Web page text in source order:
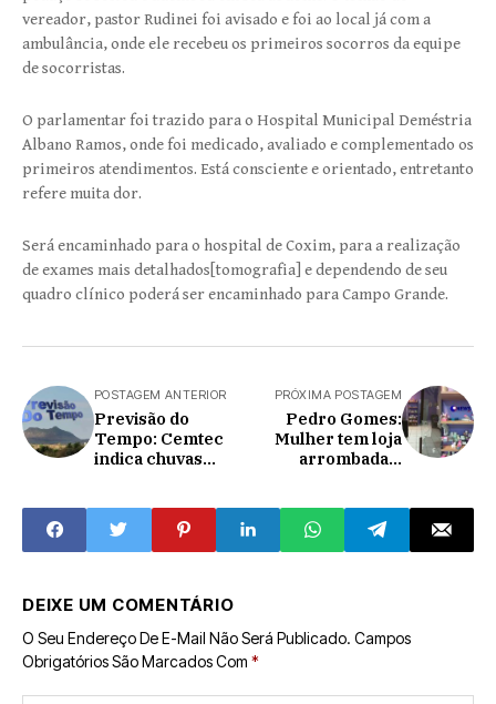
vereador, pastor Rudinei foi avisado e foi ao local já com a
ambulância, onde ele recebeu os primeiros socorros da equipe
de socorristas.
O parlamentar foi trazido para o Hospital Municipal Deméstria
Albano Ramos, onde foi medicado, avaliado e complementado os
primeiros atendimentos. Está consciente e orientado, entretanto
refere muita dor.
Será encaminhado para o hospital de Coxim, para a realização
de exames mais detalhados[tomografia] e dependendo de seu
quadro clínico poderá ser encaminhado para Campo Grande.
POSTAGEM ANTERIOR
Previsão do
Tempo: Cemtec
indica chuvas
temperaturas na
região Norte de
MS; fresquinho
PRÓXIMA POSTAGEM
Pedro Gomes:
Mulher tem loja
arrombada e
centro; perfumes
e cremes
DEIXE UM COMENTÁRIO
O Seu Endereço De E-Mail Não Será Publicado. Campos
Obrigatórios São Marcados Com *